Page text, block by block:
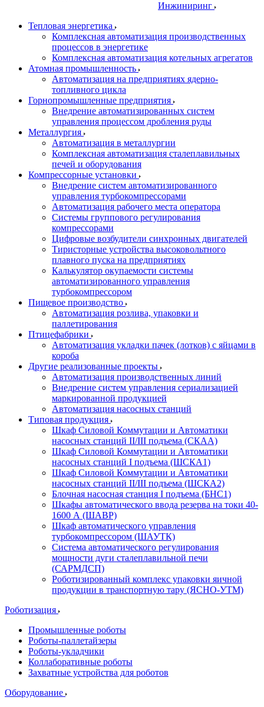
Инжиниринг
Тепловая энергетика
Комплексная автоматизация производственных
процессов в энергетике
Комплексная автоматизация котельных агрегатов
Атомная промышленность
Автоматизация на предприятиях ядерно-
топливного цикла
Горнопромышленные предприятия
Внедрение автоматизированных систем
управления процессом дробления руды
Металлургия
Автоматизация в металлургии
Комплексная автоматизация сталеплавильных
печей и оборудования
Компрессорные установки
Внедрение систем автоматизированного
управления турбокомпрессорами
Автоматизация рабочего места оператора
Системы группового регулирования
компрессорами
Цифровые возбудители синхронных двигателей
Тиристорные устройства высоковольтного
плавного пуска на предприятиях
Калькулятор окупаемости системы
автоматизированного управления
турбокомпрессором
Пищевое производство
Автоматизация розлива, упаковки и
паллетирования
Птицефабрики
Автоматизация укладки пачек (лотков) с яйцами в
короба
Другие реализованные проекты
Автоматизация производственных линий
Внедрение систем управления сериализацией
маркированной продукцией
Автоматизация насосных станций
Типовая продукция
Шкаф Силовой Коммутации и Автоматики
насосных станций II/III подъема (СКАА)
Шкаф Силовой Коммутации и Автоматики
насосных станций I подъема (ШСКА1)
Шкаф Силовой Коммутации и Автоматики
насосных станций II/III подъема (ШСКА2)
Блочная насосная станция I подъема (БНС1)
Шкафы автоматического ввода резерва на токи 40-
1600 А (ШАВР)
Шкаф автоматического управления
турбокомпрессором (ШАУТК)
Система автоматического регулирования
мощности дуги сталеплавильной печи
(САРМДСП)
Роботизированный комплекс упаковки яичной
продукции в транспортную тару (ЯСНО-УТМ)
Роботизация
Промышленные роботы
Роботы-паллетайзеры
Роботы-укладчики
Коллаборативные роботы
Захватные устройства для роботов
Оборудование